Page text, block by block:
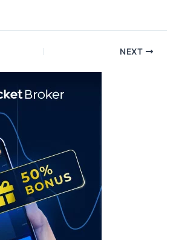
NEXT